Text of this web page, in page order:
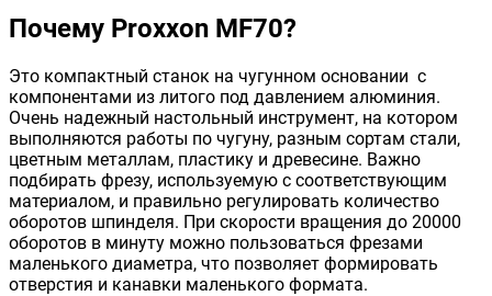
Почему Proxxon MF70?
Это компактный станок на чугунном основании с
компонентами из литого под давлением алюминия.
Очень надежный настольный инструмент, на котором
выполняются работы по чугуну, разным сортам стали,
цветным металлам, пластику и древесине. Важно
подбирать фрезу, используемую с соответствующим
материалом, и правильно регулировать количество
оборотов шпинделя. При скорости вращения до 20000
оборотов в минуту можно пользоваться фрезами
маленького диаметра, что позволяет формировать
отверстия и канавки маленького формата.